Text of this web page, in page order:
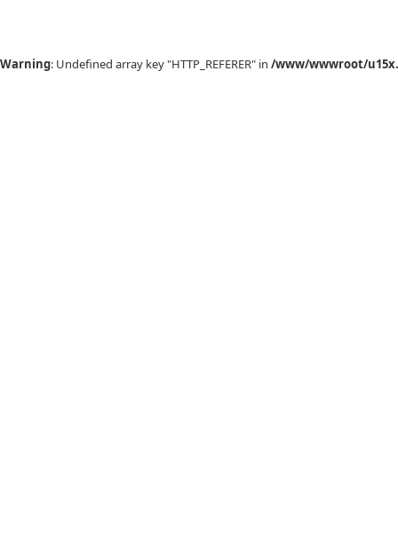
Warning: Undefined array key "HTTP_REFERER" in /www/wwwroot/